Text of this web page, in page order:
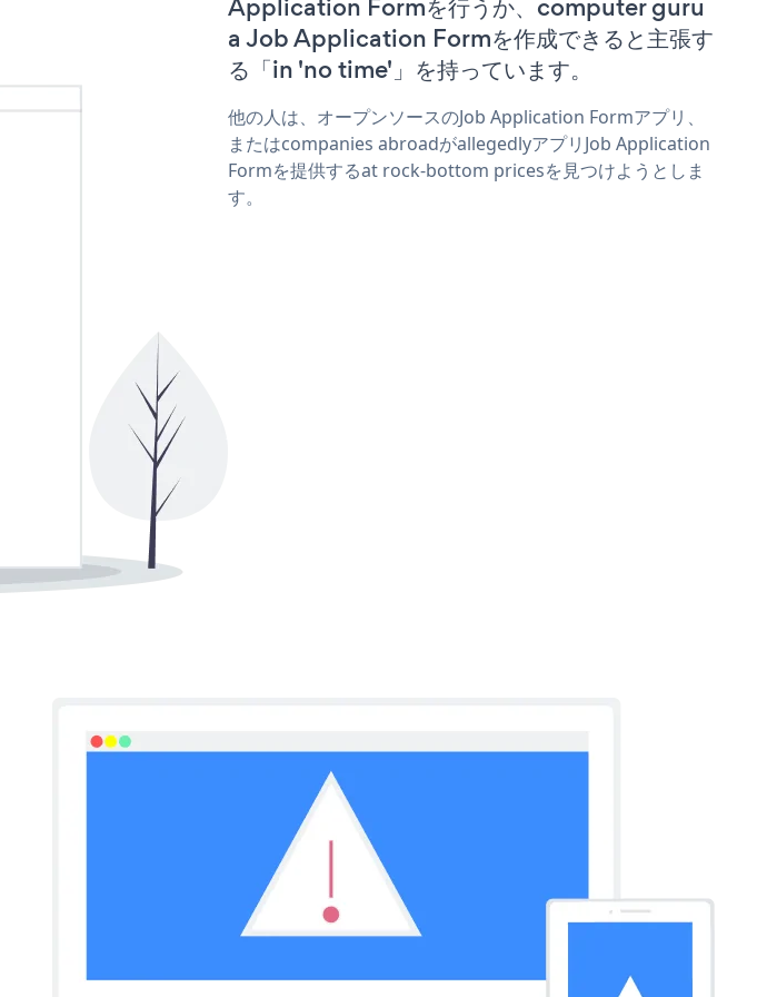
Application Formを行うか、computer guru
a Job Application Formを作成できると主張す
る「in 'no time'」を持っています。
他の人は、オープンソースのJob Application Formアプリ、
またはcompanies abroadがallegedlyアプリJob Application
Formを提供するat rock-bottom pricesを見つけようとしま
す。